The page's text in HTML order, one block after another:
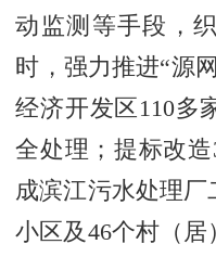
动监测等手段，
时，强力推进“源
经济开发区110多
全处理；提标改
成滨江污水处理厂
小区及46个村（